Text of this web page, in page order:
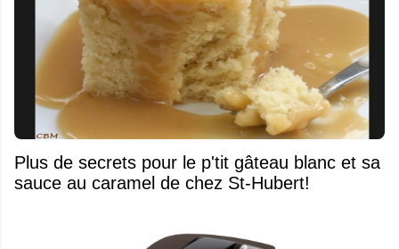
Plus de secrets pour le p'tit gâteau blanc et sa
sauce au caramel de chez St-Hubert!